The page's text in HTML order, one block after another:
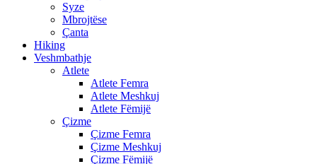
Syze
Mbrojtëse
Çanta
Hiking
Veshmbathje
Atlete
Atlete Femra
Atlete Meshkuj
Atlete Fëmijë
Çizme
Çizme Femra
Çizme Meshkuj
Çizme Fëmijë